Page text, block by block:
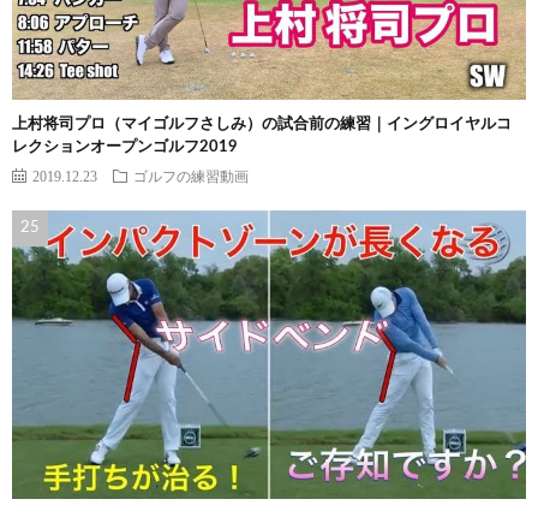
上村将司プロ（マイゴルフさしみ）の試合前の練習｜イングロイヤルコ
レクションオープンゴルフ2019
2019.12.23 ゴルフの練習動画